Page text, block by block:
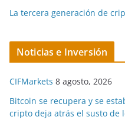
La tercera generación de
Noticias e Inversión
CIFMarkets 8 agosto, 2026
Bitcoin se recupera y se
cripto deja atrás el susto de